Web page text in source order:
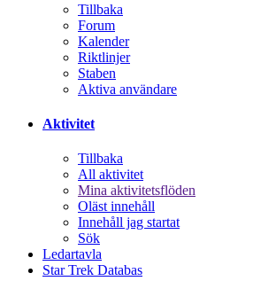
Tillbaka
Forum
Kalender
Riktlinjer
Staben
Aktiva användare
Aktivitet
Tillbaka
All aktivitet
Mina aktivitetsflöden
Oläst innehåll
Innehåll jag startat
Sök
Ledartavla
Star Trek Databas